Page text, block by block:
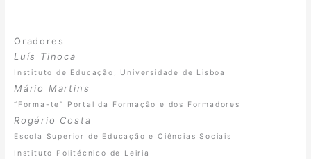
Oradores
Luís Tinoca
Instituto de Educação, Universidade de Lisboa
Mário Martins
“Forma-te” Portal da Formação e dos Formadores
Rogério Costa
Escola Superior de Educação e Ciências Sociais
Instituto Politécnico de Leiria